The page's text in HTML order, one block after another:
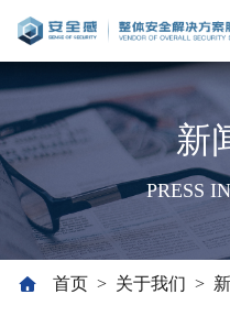
新
PRESS
首页 > 关于我们 >